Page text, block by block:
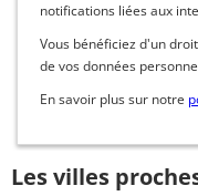
notifications liées aux
Vous bénéficiez d'un
de vos données
En savoir plus sur notre
Les villes